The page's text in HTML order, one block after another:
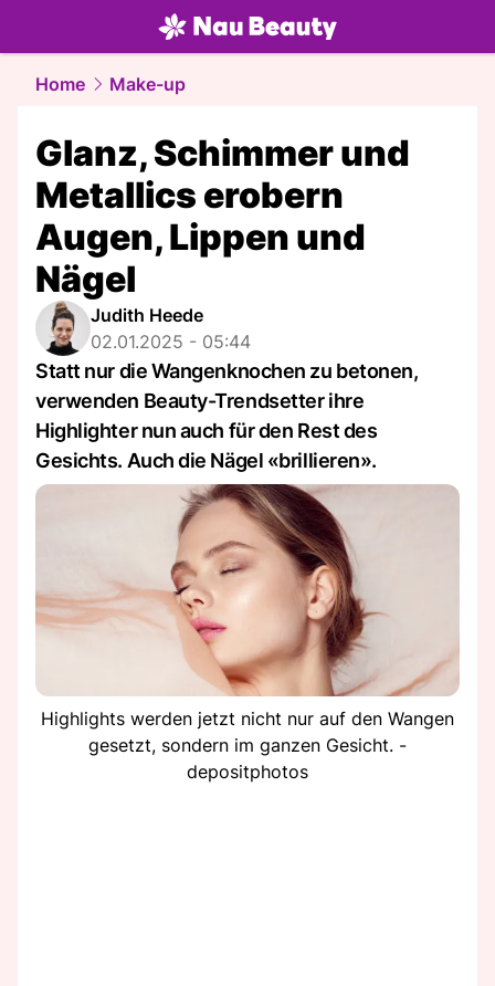
beauty.NAU.ch
Home Make-up
Glanz, Schimmer und
Metallics erobern
Augen, Lippen und
Nägel
Judith Heede
02.01.2025 - 05:44
Statt nur die Wangenknochen zu betonen,
verwenden Beauty-Trendsetter ihre
Highlighter nun auch für den Rest des
Gesichts. Auch die Nägel «brillieren».
Highlights werden jetzt nicht nur auf den Wangen
gesetzt, sondern im ganzen Gesicht. -
depositphotos